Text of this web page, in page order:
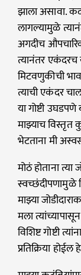
झाला असावा.
लागल्यामुळे
अगदीच
त्यानंतर एकंदरच
मिटवणुकीची
त्याची एकंदर
या गोष्टी
माझ्याच विस्तृत
भेटताना मी
मोठं होताना
स्वच्छंदीपणामुळे
माझ्या
मला
विशिष्ट गोष्टी
प्रतिक्रिया